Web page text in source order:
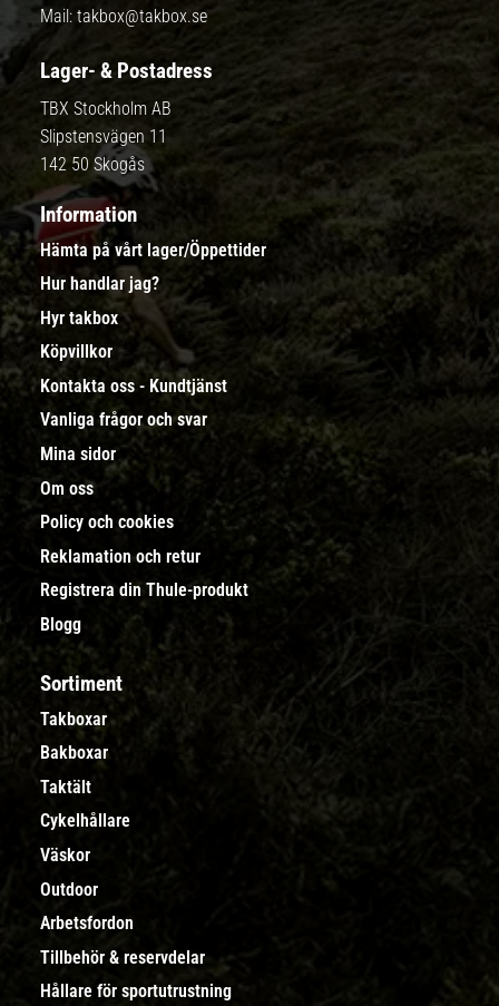
Mail: takbox@takbox.se
Lager- & Postadress
TBX Stockholm AB
Slipstensvägen 11
142 50 Skogås
Information
Hämta på vårt lager/Öppettider
Hur handlar jag?
Hyr takbox
Köpvillkor
Kontakta oss - Kundtjänst
Vanliga frågor och svar
Mina sidor
Om oss
Policy och cookies
Reklamation och retur
Registrera din Thule-produkt
Blogg
Sortiment
Takboxar
Bakboxar
Taktält
Cykelhållare
Väskor
Outdoor
Arbetsfordon
Tillbehör & reservdelar
Hållare för sportutrustning